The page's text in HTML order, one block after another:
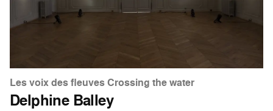
Les voix des fleuves Crossing the water
Delphine Balley